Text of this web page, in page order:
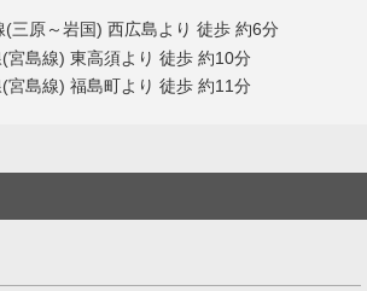
(三原～岩国) 西広島より 徒歩 約6分
宮島線) 東高須より 徒歩 約10分
宮島線) 福島町より 徒歩 約11分